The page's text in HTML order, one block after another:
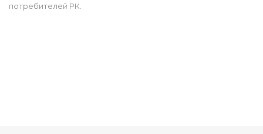
потребителей РК.